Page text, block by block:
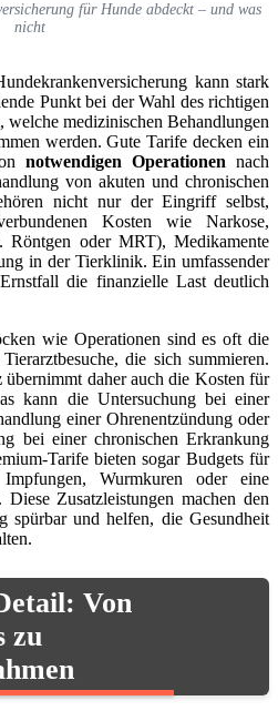
für Hunde abdeckt – und was
nicht
kann stark
Punkt bei der Wahl des richtigen
welche medizinischen Behandlungen
werden. Gute Tarife decken ein
notwendigen Operationen nach
von akuten und chronischen
nicht nur der Eingriff selbst,
Kosten wie Narkose,
oder MRT), Medikamente
in der Tierklinik. Ein umfassender
die finanzielle Last deutlich
wie Operationen sind es oft die
die sich summieren.
übernimmt daher auch die Kosten für
kann die Untersuchung bei einer
einer Ohrenentzündung oder
bei einer chronischen Erkrankung
Tarife bieten sogar Budgets für
Wurmkuren oder eine
Zusatzleistungen machen den
spürbar und helfen, die Gesundheit
Von
zu